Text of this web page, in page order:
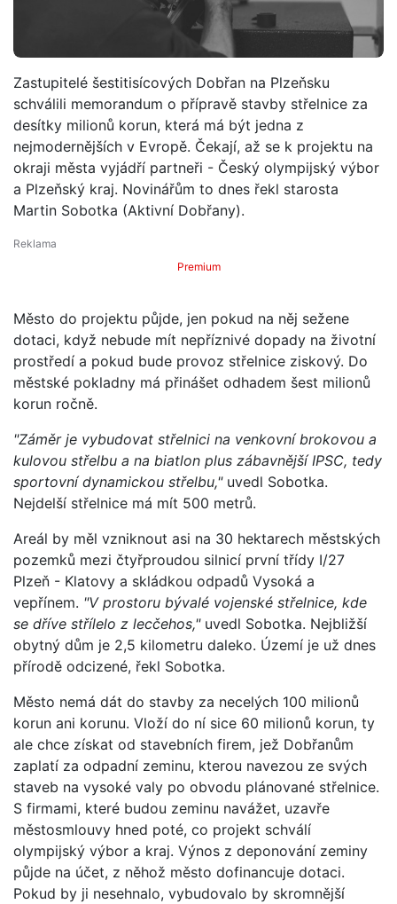
Zastupitelé šestitisícových Dobřan na Plzeňsku
schválili memorandum o přípravě stavby střelnice za
desítky milionů korun, která má být jedna z
nejmodernějších v Evropě. Čekají, až se k projektu na
okraji města vyjádří partneři - Český olympijský výbor
a Plzeňský kraj. Novinářům to dnes řekl starosta
Martin Sobotka (Aktivní Dobřany).
Premium
Město do projektu půjde, jen pokud na něj sežene
dotaci, když nebude mít nepříznivé dopady na životní
prostředí a pokud bude provoz střelnice ziskový. Do
městské pokladny má přinášet odhadem šest milionů
korun ročně.
"Záměr je vybudovat střelnici na venkovní brokovou a
kulovou střelbu a na biatlon plus zábavnější IPSC, tedy
sportovní dynamickou střelbu," uvedl Sobotka.
Nejdelší střelnice má mít 500 metrů.
Areál by měl vzniknout asi na 30 hektarech městských
pozemků mezi čtyřproudou silnicí první třídy I/27
Plzeň - Klatovy a skládkou odpadů Vysoká a
vepřínem. "V prostoru bývalé vojenské střelnice, kde
se dříve střílelo z lecčehos,"uvedl Sobotka. Nejbližší
obytný dům je 2,5 kilometru daleko. Území je už dnes
přírodě odcizené, řekl Sobotka.
Město nemá dát do stavby za necelých 100 milionů
korun ani korunu. Vloží do ní sice 60 milionů korun, ty
ale chce získat od stavebních firem, jež Dobřanům
zaplatí za odpadní zeminu, kterou navezou ze svých
staveb na vysoké valy po obvodu plánované střelnice.
S firmami, které budou zeminu navážet, uzavře
městosmlouvy hned poté, co projekt schválí
olympijský výbor a kraj. Výnos z deponování zeminy
půjde na účet, z něhož město dofinancuje dotaci.
Pokud by ji nesehnalo, vybudovalo by skromnější